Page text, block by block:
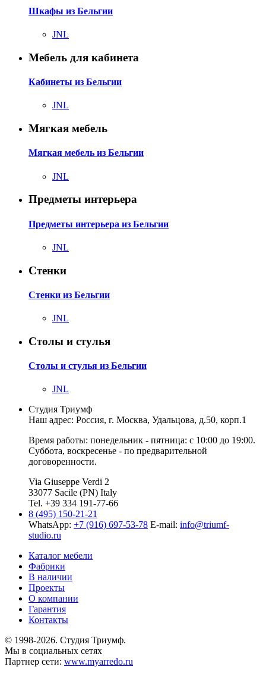
Шкафы из Бельгии
JNL
Мебель для кабинета
Кабинеты из Бельгии
JNL
Мягкая мебель
Мягкая мебель из Бельгии
JNL
Предметы интерьера
Предметы интерьера из Бельгии
JNL
Стенки
Стенки из Бельгии
JNL
Столы и стулья
Столы и стулья из Бельгии
JNL
Студия Триумф
Наш адрес: Россия, г. Москва, Удальцова, д.50, корп.1
Время работы: понедельник - пятница: с 10:00 до 19:00.
Суббота, воскресенье - по предварительной
договоренности.
Via Giuseppe Verdi 2
33077 Sacile (PN) Italy
Tel. +39 334 191-77-66
8 (495) 150-21-21
WhatsApp: +7 (916) 697-53-78 E-mail: info@triumf-
studio.ru
Каталог мебели
Фабрики
В наличии
Проекты
О компании
Гарантия
Контакты
© 1998-2026. Студия Триумф.
Мы в социальных сетях
Партнер сети: www.myarredo.ru